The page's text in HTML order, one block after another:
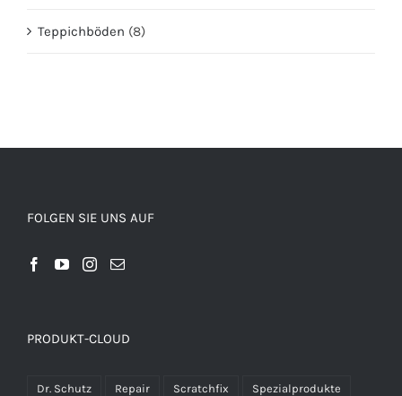
Teppichböden (8)
FOLGEN SIE UNS AUF
PRODUKT-CLOUD
Dr. Schutz Repair Scratchfix Spezialprodukte